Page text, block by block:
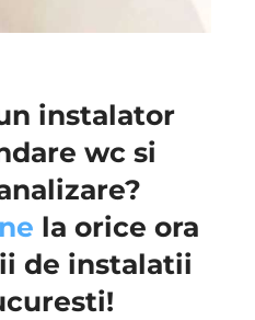
instalator
wc si
la orice ora
de instalatii